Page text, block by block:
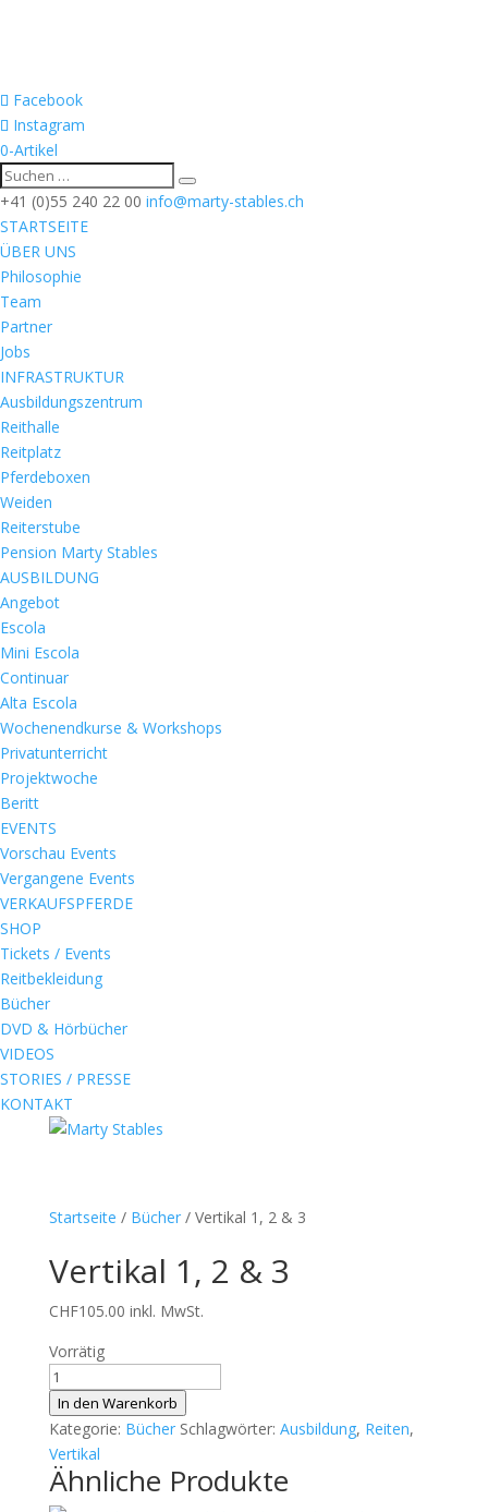
Facebook
Instagram
0-Artikel
+41 (0)55 240 22 00 info@marty-stables.ch
STARTSEITE
ÜBER UNS
Philosophie
Team
Partner
Jobs
INFRASTRUKTUR
Ausbildungszentrum
Reithalle
Reitplatz
Pferdeboxen
Weiden
Reiterstube
Pension Marty Stables
AUSBILDUNG
Angebot
Escola
Mini Escola
Continuar
Alta Escola
Wochenendkurse & Workshops
Privatunterricht
Projektwoche
Beritt
EVENTS
Vorschau Events
Vergangene Events
VERKAUFSPFERDE
SHOP
Tickets / Events
Reitbekleidung
Bücher
DVD & Hörbücher
VIDEOS
STORIES / PRESSE
KONTAKT
Startseite / Bücher/ Vertikal 1, 2 & 3
Vertikal 1, 2 & 3
CHF105.00 inkl. MwSt.
Vorrätig
Vertikal
1,
2
&
3
Menge
In den Warenkorb
Kategorie: Bücher Schlagwörter: Ausbildung, Reiten,
Vertikal
Ähnliche Produkte